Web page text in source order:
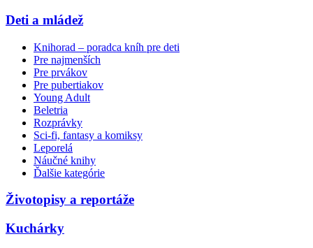
Deti a mládež
Knihorad – poradca kníh pre deti
Pre najmenších
Pre prvákov
Pre pubertiakov
Young Adult
Beletria
Rozprávky
Sci-fi, fantasy a komiksy
Leporelá
Náučné knihy
Ďalšie kategórie
Životopisy a reportáže
Kuchárky